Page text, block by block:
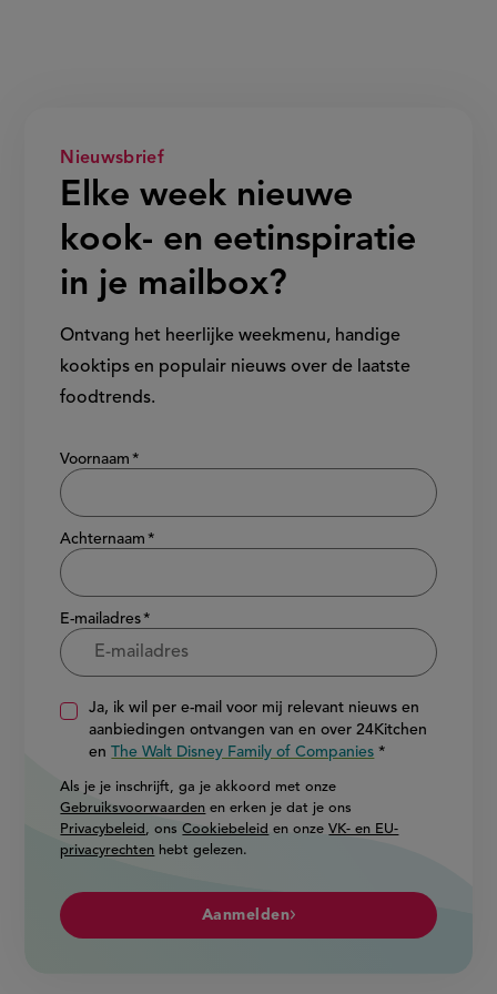
Nieuwsbrief
Elke week nieuwe
kook- en eetinspiratie
in je mailbox?
Ontvang het heerlijke weekmenu, handige
kooktips en populair nieuws over de laatste
foodtrends.
Show/hide
Voornaam
Achternaam
E-mailadres
Ja, ik wil per e-mail voor mij relevant nieuws en
aanbiedingen ontvangen van en over 24Kitchen
enThe Walt Disney Family of Companies
Als je je inschrijft, ga je akkoord met onze
Gebruiksvoorwaarden en erken je dat je ons
Privacybeleid , onsCookiebeleid en onzeVK- en EU-
privacyrechten hebt gelezen.
Aanmelden